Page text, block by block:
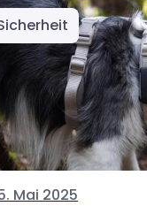
Mai 2025